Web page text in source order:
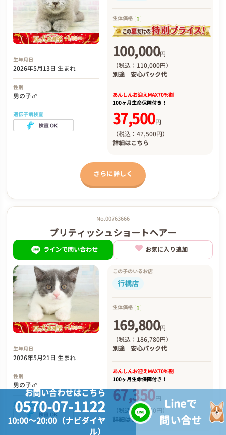
生年月日
2026年5月13日 生まれ
性別
男の子♂
遺伝子病検査
生体価格
100,000円
（税込：110,000円）
別途 安心パック代
あんしんお迎えMAX70%割
100ヶ月生命保障付き！
37,500円
（税込：47,500円）
詳細はこちら
さらに詳しく
No.00763666
ブリティッシュショートヘアー
ラインで問い合わせ お気に入り追加
生年月日
2026年5月21日 生まれ
性別
男の子♂
遺伝子病検査
この子のいるお店
行橋店
生体価格
169,800円
（税込：186,780円）
別途 安心パック代
あんしんお迎えMAX70%割
100ヶ月生命保障付き！
67,350円
（税込：84,330円）
詳細はこちら
お問い合わせはこちら
0570-07-1122
10:00～20:00（ナビダイヤ
ル）
Lineで
問い合せ